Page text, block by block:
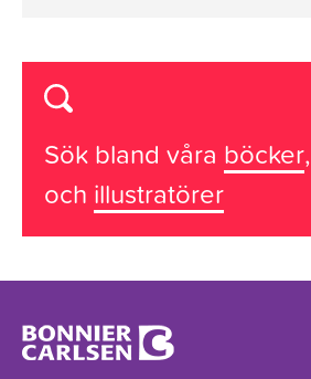
Sök bland våra böcker,
och illustratörer